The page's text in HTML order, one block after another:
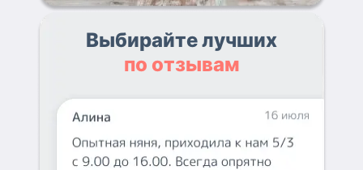
Выбирайте лучших
по отзывам